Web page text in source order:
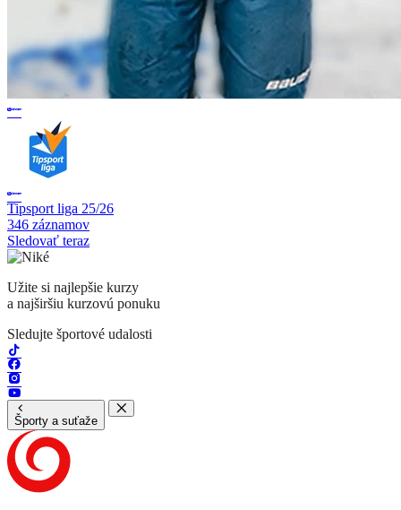
Tipsport liga 25/26
346 záznamov
Sledovať teraz
Užite si najlepšie kurzy
a najširšiu kurzovú ponuku
Sledujte športové udalosti
Športy a suťaže